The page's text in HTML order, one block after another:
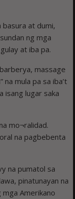
basura at dumi,
ng mga
at iba pa.
massage
na mula pa sa iba’t
isang lugar saka
mo¬ralidad.
na pagbebenta
na pumatol sa
pinatunayan na
mga Amerikano